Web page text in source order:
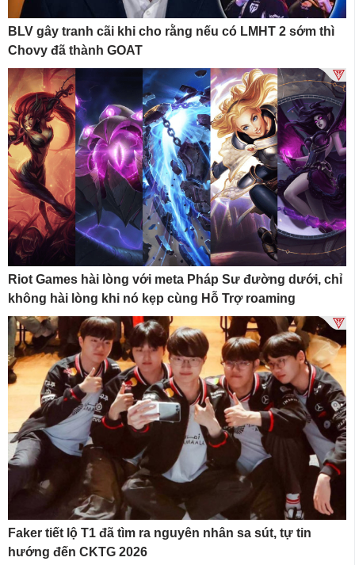
BLV gây tranh cãi khi cho rằng nếu có LMHT 2 sớm thì
Chovy đã thành GOAT
Riot Games hài lòng với meta Pháp Sư đường dưới, chỉ
không hài lòng khi nó kẹp cùng Hỗ Trợ roaming
Faker tiết lộ T1 đã tìm ra nguyên nhân sa sút, tự tin
hướng đến CKTG 2026